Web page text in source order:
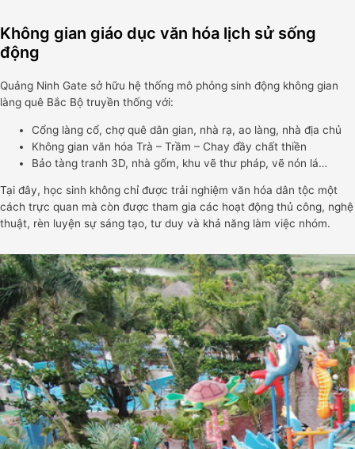
Không gian giáo dục văn hóa lịch sử sống
động
Quảng Ninh Gate sở hữu hệ thống mô phỏng sinh động không gian
làng quê Bắc Bộ truyền thống với:
Cổng làng cổ, chợ quê dân gian, nhà rạ, ao làng, nhà địa chủ
Không gian văn hóa Trà – Trầm – Chay đầy chất thiền
Bảo tàng tranh 3D, nhà gốm, khu vẽ thư pháp, vẽ nón lá…
Tại đây, học sinh không chỉ được trải nghiệm văn hóa dân tộc một
cách trực quan mà còn được tham gia các hoạt động thủ công, nghệ
thuật, rèn luyện sự sáng tạo, tư duy và khả năng làm việc nhóm.